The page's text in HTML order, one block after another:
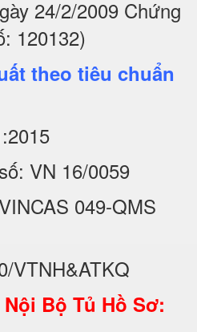
24/2/2009 Chứng
120132)
theo tiêu chuẩn
VN 16/0059
049-QMS
Bộ Tủ Hồ Sơ: